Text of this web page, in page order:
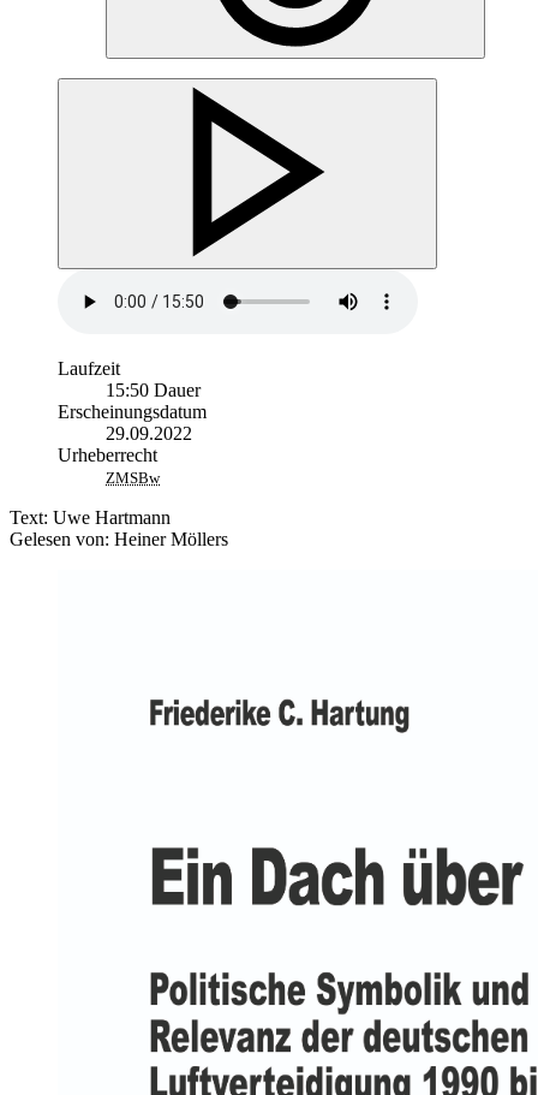
Laufzeit
15:50 Dauer
Erscheinungsdatum
29.09.2022
Urheberrecht
ZMSBw
Text: Uwe Hartmann
Gelesen von: Heiner Möllers